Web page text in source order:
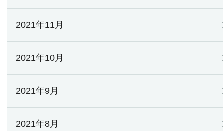
2021年11月
2021年10月
2021年9月
2021年8月